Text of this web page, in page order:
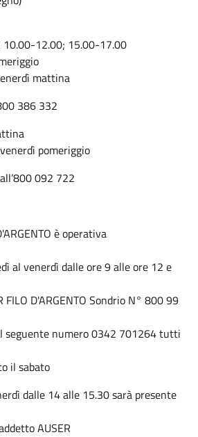
10.00-12.00; 15.00-17.00
mattina
386 332
pomeriggio
092 722
è operativa
al venerdì dalle ore 9 alle ore 12 e
FILO D'ARGENTO Sondrio N° 800 99
seguente numero 0342 701264 tutti
il sabato
dalle 14 alle 15.30 sarà presente
AUSER